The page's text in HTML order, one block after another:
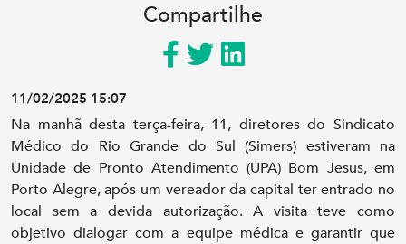
Compartilhe
11/02/2025 15:07
Na manhã desta terça-feira, 11, diretores do Sindicato
Médico do Rio Grande do Sul (Simers) estiveram na
Unidade de Pronto Atendimento (UPA) Bom Jesus, em
Porto Alegre, após um vereador da capital ter entrado no
local sem a devida autorização. A visita teve como
objetivo dialogar com a equipe médica e garantir que